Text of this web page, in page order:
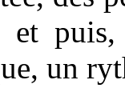
et
un